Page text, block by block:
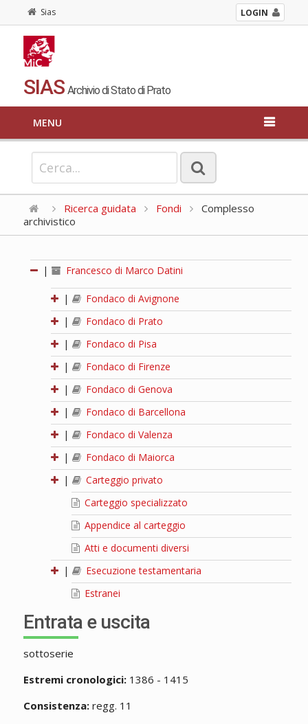
Sias LOGIN
SIAS Archivio di Stato di Prato
MENU
Ricerca guidata Fondi
Complesso
archivistico
| Francesco di Marco Datini
|
Fondaco di Avignone
|
Fondaco di Prato
|
Fondaco di Pisa
|
Fondaco di Firenze
|
Fondaco di Genova
|
Fondaco di Barcellona
|
Fondaco di Valenza
|
Fondaco di Maiorca
|
Carteggio privato
Carteggio specializzato
Appendice al carteggio
Atti e documenti diversi
|
Esecuzione testamentaria
Estranei
Entrata e uscita
sottoserie
Estremi cronologici:1386 - 1415
Consistenza:regg. 11